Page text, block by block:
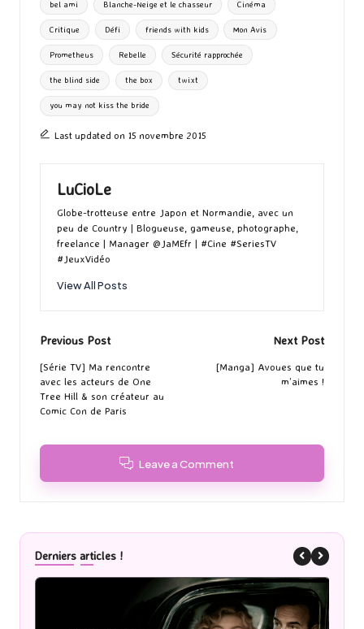
o
k
o
n
r
g
er
bel ami Blanche-Neige et le chasseur Cinéma
Critique Défi friends with kids Mon Avis
Prometheus Rebelle Sécurité rapprochée
the blind side the box twixt
you may not kiss the bride
Last updated on 15 novembre 2015
LuCioLe
Globe-trotteuse entre Japon et Normandie, avec un
peu de Country | Blogueuse, gameuse, photographe,
freelance | Manager @JaMEfr | #Cine #SeriesTV
#JeuxVidéo
View All Posts
Post
navigation
Previous Post
[Série TV] Ma rencontre
avec les acteurs de One
Tree Hill & son créateur au
Comic Con de Paris
Next Post
[Manga] Avoues que tu
m’aimes !
Leave a Comment
Derniers articles !